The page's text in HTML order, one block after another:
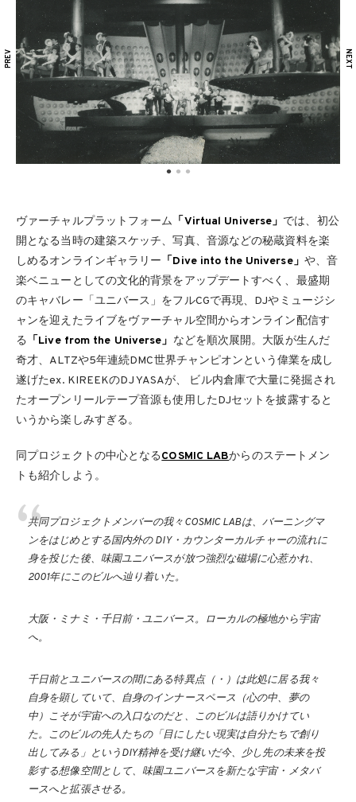
ヴァーチャルプラットフォーム 「Virtual Universe」 では、初公
開となる当時の建築スケッチ、写真、音源などの秘蔵資料を楽
しめるオンラインギャラリー 「Dive into the Universe」 や、音
楽ベニューとしての文化的背景をアップデートすべく、最盛期
のキャバレー「ユニバース」をフルCGで再現、DJやミュージシ
ャンを迎えたライブをヴァーチャル空間からオンライン配信す
る 「Live from the Universe」 などを順次展開。大阪が生んだ
奇才、ALTZや5年連続DMC世界チャンピオンという偉業を成し
遂げたex. KIREEKのDJ YASAが、 ビル内倉庫で大量に発掘され
たオープンリールテープ音源も使用したDJセットを披露すると
いうから楽しみすぎる。
同プロジェクトの中心となるCOSMIC LABからのステートメン
トも紹介しよう。
共同プロジェクトメンバーの我々COSMIC LABは、バーニングマ
ンをはじめとする国内外の DIY・カウンターカルチャーの流れに
身を投じた後、味園ユニバースが放つ強烈な磁場に心惹かれ、
2001年にこのビルへ辿り着いた。
大阪・ミナミ・千日前・ユニバース。ローカルの極地から宇宙
へ。
千日前とユニバースの間にある特異点（・）は此処に居る我々
自身を顕していて、自身のインナースペース（心の中、夢の
中）こそが宇宙への入口なのだと、このビルは語りかけてい
た。このビルの先人たちの「目にしたい現実は自分たちで創り
出してみる」というDIY精神を受け継いだ今、少し先の未来を投
影する想像空間として、味園ユニバースを新たな宇宙・メタバ
ースへと拡張させる。